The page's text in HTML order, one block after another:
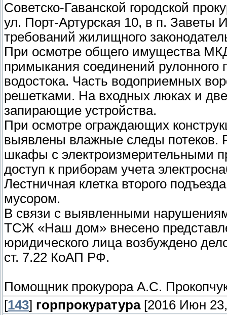
Советско-Гаванской городской
ул. Порт-Артурская 10, в п. Заветы
требований жилищного
При осмотре общего имущества
примыкания соединений рулонного
водостока. Часть водоприемных
решетками. На входных люках и
запирающие устройства.
При осмотре ограждающих
выявлены влажные следы потеков.
шкафы с электроизмерительными
доступ к приборам учета
Лестничная клетка второго
мусором.
В связи с выявленными
ТСЖ «Наш дом» внесено
юридического лица возбуждено
ст. 7.22 КоАП РФ.
Помощник прокурора А.С.
[143] горпрокуратура[2016 Июн